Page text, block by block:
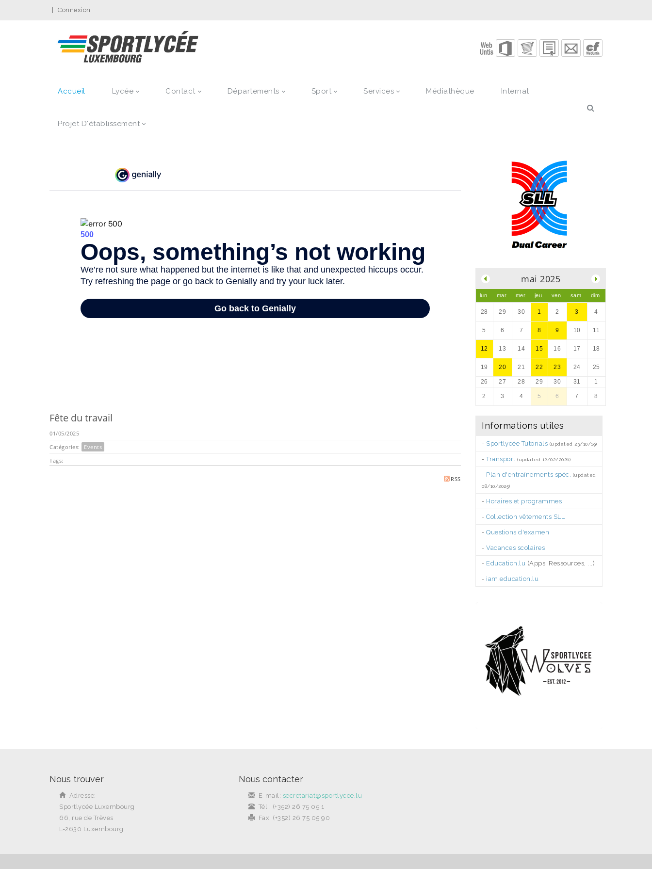
Connexion
Accueil Lycée Contact Départements Sport Services Médiathèque Internat
Projet D'établissement
Fête du travail
01/05/2025
Catégories:
Events
Tags:
RSS
mai 2025
lun. mar. mer. jeu. ven. sam. dim.
28 29 30 1 2 3 4
5 6 7 8 9 10 11
12 13 14 15 16 17 18
19 20 21 22 23 24 25
26 27 28 29 30 31 1
2 3 4 5 6 7 8
Informations utiles
- Sportlycée Tutorials (updated 23/10/19)
-Transport (updated 12/02/2026)
- Plan d'entraînements spéc. (updated
08/10/2025)
- Horaires et programmes
- Collection vêtements SLL
- Questions d'examen
- Vacances scolaires
- Education.lu (Apps, Ressources, ...)
- iam.education.lu
Nous trouver
Adresse:
Sportlycée Luxembourg
66, rue de Trèves
L-2630 Luxembourg
Nous contacter
E-mail: secretariat@sportlycee.lu
Tél.: (+352) 26 75 05 1
Fax: (+352) 26 75 05 90